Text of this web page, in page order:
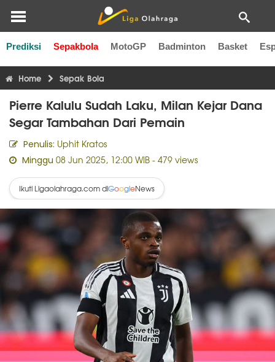
Prediksi Sepakbola MotoGP Badminton Basket
Liga Inggris Liga Italia Liga Spanyol Liga Perancis
Home Sepak Bola
Pierre Kalulu Sudah Laku, Milan Kejar Dana
Segar Tambahan Dari Pemain
Penulis: Uphit Kratos
Minggu 08 Jun 2025, 12:00 WIB - 479 views
Ikuti Ligaolahraga.com diGoogleNews